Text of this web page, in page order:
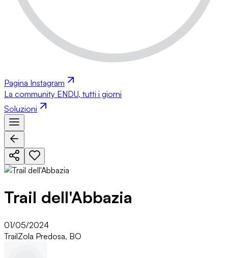
Pagina Instagram
La community ENDU, tutti i giorni
Soluzioni
Trail dell'Abbazia
01/05/2024
TrailZola Predosa, BO